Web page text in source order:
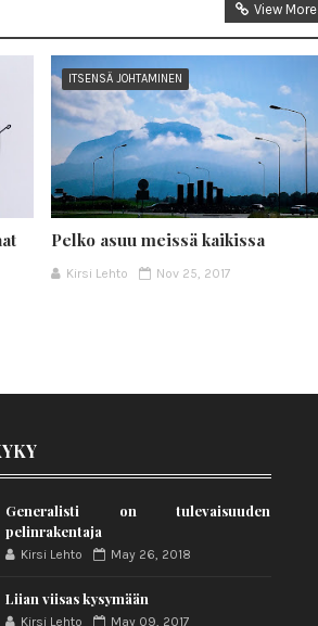
View More
ITSENSÄ JOHTAMINEN
Pelko asuu meissä kaikissa
Kirsi Lehto Nov 25, 2017
Generalisti on tulevaisuuden
pelinrakentaja
Kirsi Lehto May 26, 2018
Liian viisas kysymään
Kirsi Lehto May 09, 2017